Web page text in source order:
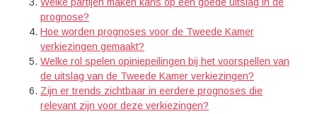
prognose?
Hoe worden prognoses voor de Tweede Kamer
verkiezingen gemaakt?
Welke rol spelen opiniepeilingen bij het voorspellen van
de uitslag van de Tweede Kamer verkiezingen?
Zijn er trends zichtbaar in eerdere prognoses die
relevant zijn voor deze verkiezingen?